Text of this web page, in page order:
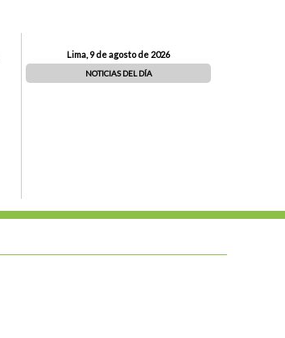
Lima, 9 de agosto de 2026
NOTICIAS DEL DÍA